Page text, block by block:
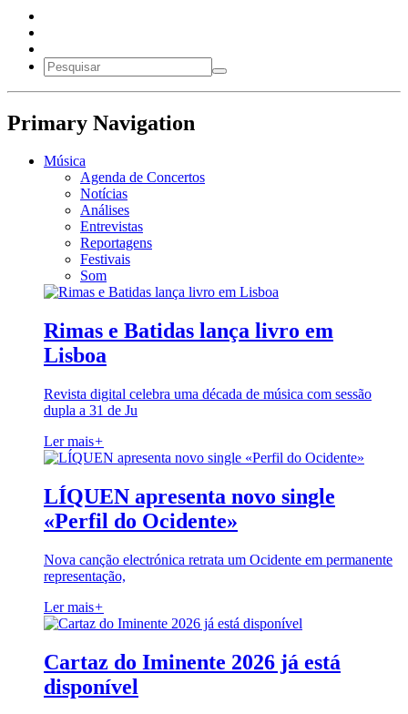
Primary Navigation
Música
Agenda de Concertos
Notícias
Análises
Entrevistas
Reportagens
Festivais
Som
Rimas e Batidas lança livro em
Lisboa
Revista digital celebra uma década de música com sessão
dupla a 31 de Ju
Ler mais+
LÍQUEN apresenta novo single
«Perfil do Ocidente»
Nova canção electrónica retrata um Ocidente em permanente
representação,
Ler mais+
Cartaz do Iminente 2026 já está
disponível